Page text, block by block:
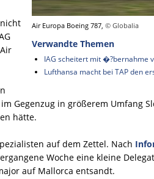
Air Europa Boeing 787, © Globalia
Verwandte Themen
IAG scheitert mit �?bernahme
Lufthansa macht bei TAP den
Gegenzug in größerem Umfang
hätte.
auf dem Zettel. Nach
Woche eine kleine
auf Mallorca entsandt.